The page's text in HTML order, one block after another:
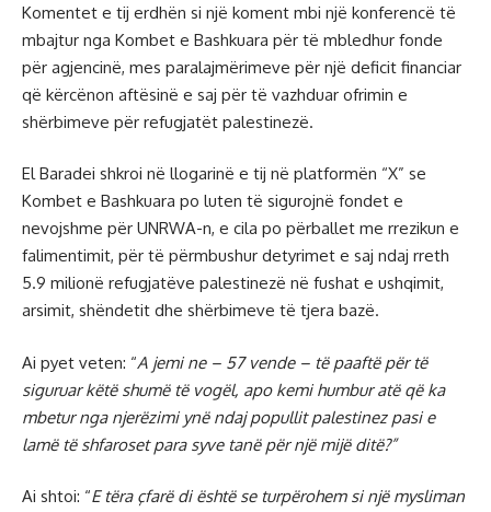
Komentet e tij erdhën si një koment mbi një konferencë të
mbajtur nga Kombet e Bashkuara për të mbledhur fonde
për agjencinë, mes paralajmërimeve për një deficit financiar
që kërcënon aftësinë e saj për të vazhduar ofrimin e
shërbimeve për refugjatët palestinezë.
El Baradei shkroi në llogarinë e tij në platformën “X” se
Kombet e Bashkuara po luten të sigurojnë fondet e
nevojshme për UNRWA-n, e cila po përballet me rrezikun e
falimentimit, për të përmbushur detyrimet e saj ndaj rreth
5.9 milionë refugjatëve palestinezë në fushat e ushqimit,
arsimit, shëndetit dhe shërbimeve të tjera bazë.
Ai pyet veten: “A jemi ne – 57 vende – të paaftë për të
siguruar këtë shumë të vogël, apo kemi humbur atë që ka
mbetur nga njerëzimi ynë ndaj popullit palestinez pasi e
lamë të shfaroset para syve tanë për një mijë ditë?”
Ai shtoi: “E tëra çfarë di është se turpërohem si një mysliman